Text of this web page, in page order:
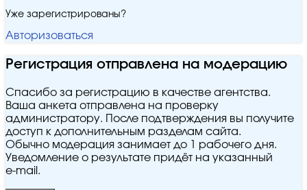
Уже зарегистрированы?
Авторизоваться
Регистрация отправлена на модерацию
Спасибо за регистрацию в качестве агентства.
Ваша анкета отправлена на проверку
администратору. После подтверждения вы получите
доступ к дополнительным разделам сайта.
Обычно модерация занимает до 1 рабочего дня.
Уведомление о результате придёт на указанный
e‑mail.